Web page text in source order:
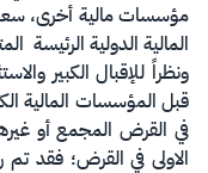
مؤسسات مالية أخرى،
المالية الدولية الرئيسة
ونظراً للإقبال الكبير
قبل المؤسسات المالية
في القرض المجمع أو
الاولى في القرض؛ فقد